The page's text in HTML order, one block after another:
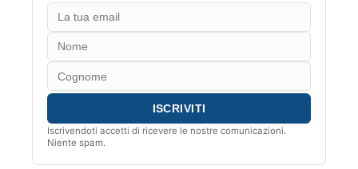
Iscrivendoti accetti di ricevere le nostre comunicazioni.
Niente spam.